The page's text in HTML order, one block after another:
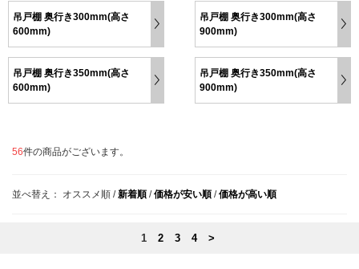
吊戸棚 奥行き300mm(高さ
600mm)
吊戸棚 奥行き300mm(高さ
900mm)
吊戸棚 奥行き350mm(高さ
600mm)
吊戸棚 奥行き350mm(高さ
900mm)
56件の商品がございます。
並べ替え： オススメ順 /新着順 /価格が安い順 /価格が高い順
1 2 3 4 >